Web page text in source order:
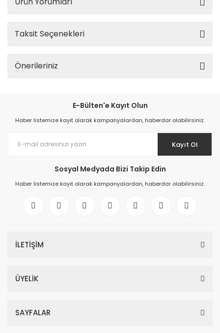
Taksit Seçenekleri
Önerileriniz
E-Bülten'e Kayıt Olun
Haber listemize kayıt olarak kampanyalardan, haberdar olabilirsiniz.
Kayıt Ol
Sosyal Medyada Bizi Takip Edin
Haber listemize kayıt olarak kampanyalardan, haberdar olabilirsiniz.
İLETİŞİM
ÜYELİK
SAYFALAR